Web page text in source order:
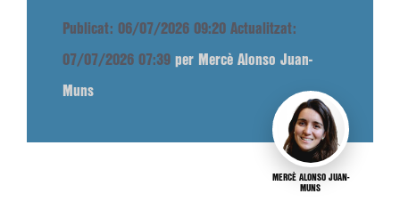
Publicat: 06/07/2026 09:20 Actualitzat:
07/07/2026 07:39 per Mercè Alonso Juan-
Muns
MERCÈ ALONSO JUAN-
MUNS